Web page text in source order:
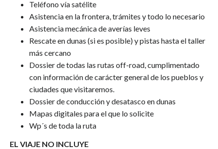
Teléfono vía satélite
Asistencia en la frontera, trámites y todo lo necesario
Asistencia mecánica de averías leves
Rescate en dunas (si es posible) y pistas hasta el taller
más cercano
Dossier de todas las rutas off-road, cumplimentado
con información de carácter general de los pueblos y
ciudades que visitaremos.
Dossier de conducción y desatasco en dunas
Mapas digitales para el que lo solicite
Wp´s de toda la ruta
EL VIAJE NO INCLUYE